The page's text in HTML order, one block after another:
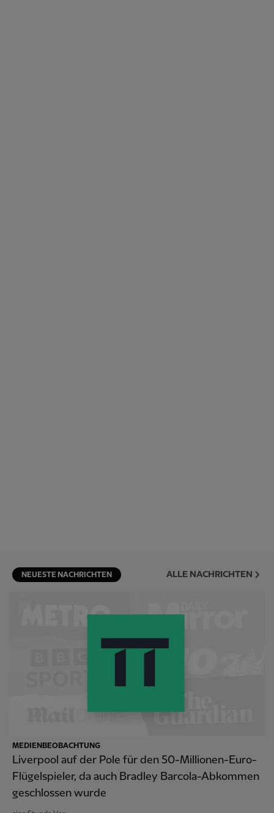
NEUESTE NACHRICHTEN ALLE NACHRICHTEN
MEDIENBEOBACHTUNG
Liverpool auf der Pole für den 50-Millionen-Euro-
Flügelspieler, da auch Bradley Barcola-Abkommen
geschlossen wurde